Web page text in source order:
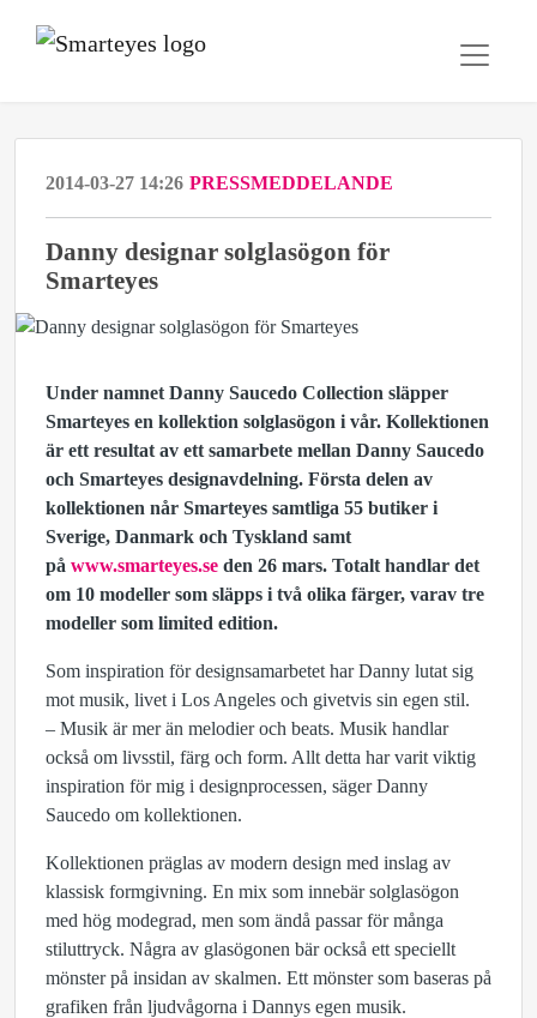
2014-03-27 14:26 PRESSMEDDELANDE
Danny designar solglasögon för
Smarteyes
Under namnet Danny Saucedo Collection släpper
Smarteyes en kollektion solglasögon i vår. Kollektionen
är ett resultat av ett samarbete mellan Danny Saucedo
och Smarteyes designavdelning. Första delen av
kollektionen når Smarteyes samtliga 55 butiker i
Sverige, Danmark och Tyskland samt
på www.smarteyes.se den 26 mars. Totalt handlar det
om 10 modeller som släpps i två olika färger, varav tre
modeller som limited edition.
Som inspiration för designsamarbetet har Danny lutat sig
mot musik, livet i Los Angeles och givetvis sin egen stil.
– Musik är mer än melodier och beats. Musik handlar
också om livsstil, färg och form. Allt detta har varit viktig
inspiration för mig i designprocessen, säger Danny
Saucedo om kollektionen.
Kollektionen präglas av modern design med inslag av
klassisk formgivning. En mix som innebär solglasögon
med hög modegrad, men som ändå passar för många
stiluttryck. Några av glasögonen bär också ett speciellt
mönster på insidan av skalmen. Ett mönster som baseras på
grafiken från ljudvågorna i Dannys egen musik.